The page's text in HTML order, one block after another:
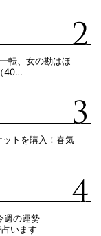
転、女の勘はほ
40…
トを購入！春気
週の運勢
います